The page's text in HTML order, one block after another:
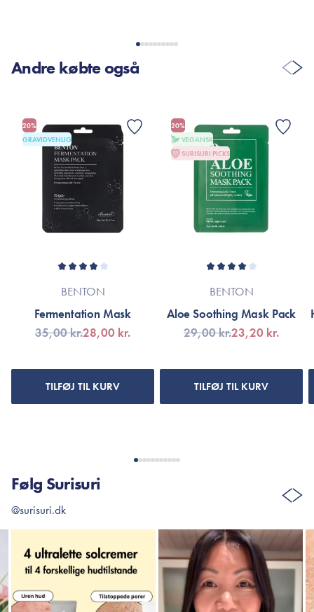
Andre købte også
20%
GRAVIDVENLIG
BENTON
Fermentation Mask
35,00 kr.28,00 kr.
TILFØJ TIL KURV
20%
VEGANSK
SURISURI PICKS
BENTON
Aloe Soothing Mask Pack
29,00 kr.23,20 kr.
TILFØJ TIL KURV
Følg Surisuri
@surisuri.dk